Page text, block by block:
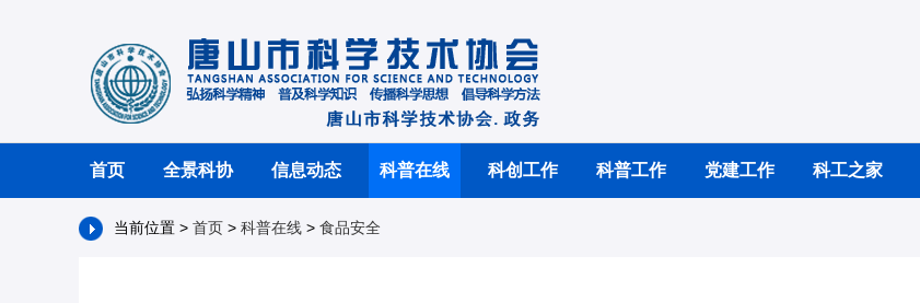
首页 全景科协 信息动态 科普在线 科创工作 科普工作 党建工作 科工之家
当前位置 > 首页 > 科普在线 > 食品安全